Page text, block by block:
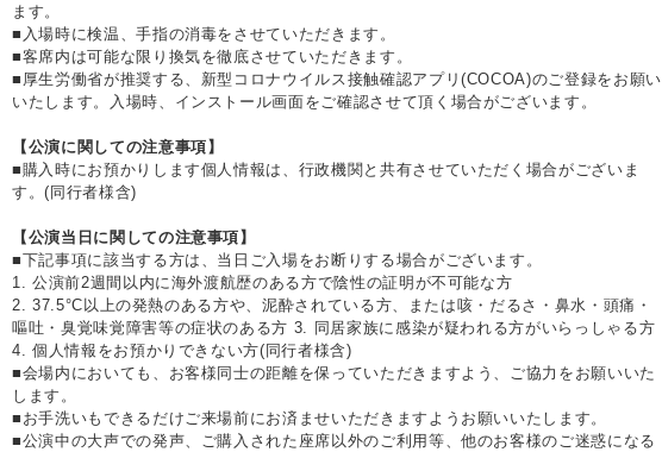
ます。
■入場時に検温、手指の消毒をさせていただきます。
■客席内は可能な限り換気を徹底させていただきます。
■厚生労働省が推奨する、新型コロナウイルス接触確認アプリ(COCOA)のご登録をお願い
いたします。入場時、インストール画面をご確認させて頂く場合がございます。
【公演に関しての注意事項】
■購入時にお預かりします個人情報は、行政機関と共有させていただく場合がございま
す。(同行者様含)
【公演当日に関しての注意事項】
■下記事項に該当する方は、当日ご入場をお断りする場合がございます。
1. 公演前2週間以内に海外渡航歴のある方で陰性の証明が不可能な方
2. 37.5°C以上の発熱のある方や、泥酔されている方、または咳・だるさ・鼻水・頭痛・
嘔吐・臭覚味覚障害等の症状のある方 3. 同居家族に感染が疑われる方がいらっしゃる方
4. 個人情報をお預かりできない方(同行者様含)
■会場内においても、お客様同士の距離を保っていただきますよう、ご協力をお願いいた
します。
■お手洗いもできるだけご来場前にお済ませいただきますようお願いいたします。
■公演中の大声での発声、ご購入された座席以外のご利用等、他のお客様のご迷惑になる